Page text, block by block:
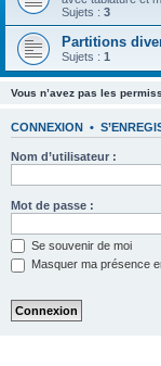
Sujets : 3
Partitions
Sujets : 1
Vous n’avez pas les
CONNEXION •
Nom d’utilisateur :
Mot de passe :
Se souvenir de moi
Masquer ma présence